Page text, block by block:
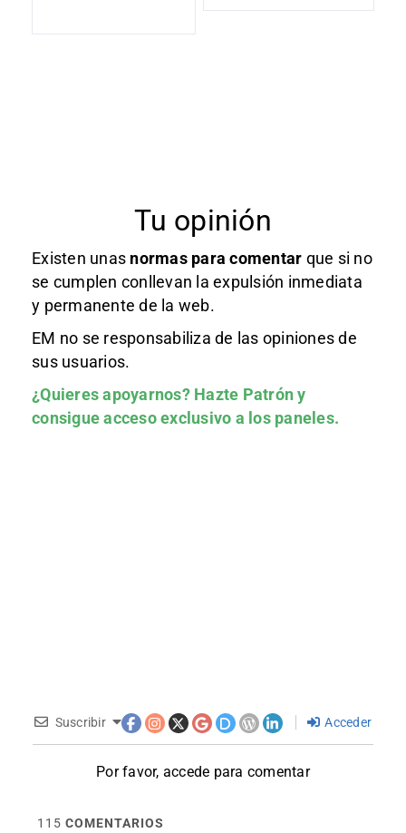
Tu opinión
Existen unas normas para comentar que si no
se cumplen conllevan la expulsión inmediata
y permanente de la web.
EM no se responsabiliza de las opiniones de
sus usuarios.
¿Quieres apoyarnos? Hazte Patróny
consigue acceso exclusivo a los paneles.
Suscribir Acceder
Por favor, accede para comentar
115 COMENTARIOS